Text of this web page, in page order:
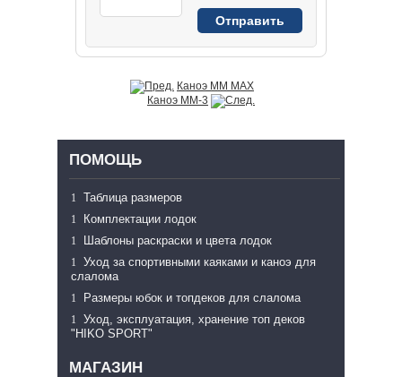
Каноэ MM MAX
Каноэ MM-3
ПОМОЩЬ
Таблица размеров
Комплектации лодок
Шаблоны раскраски и цвета лодок
Уход за спортивными каяками и каноэ для
слалома
Размеры юбок и топдеков для слалома
Уход, эксплуатация, хранение топ деков
"HIKO SPORT"
МАГАЗИН